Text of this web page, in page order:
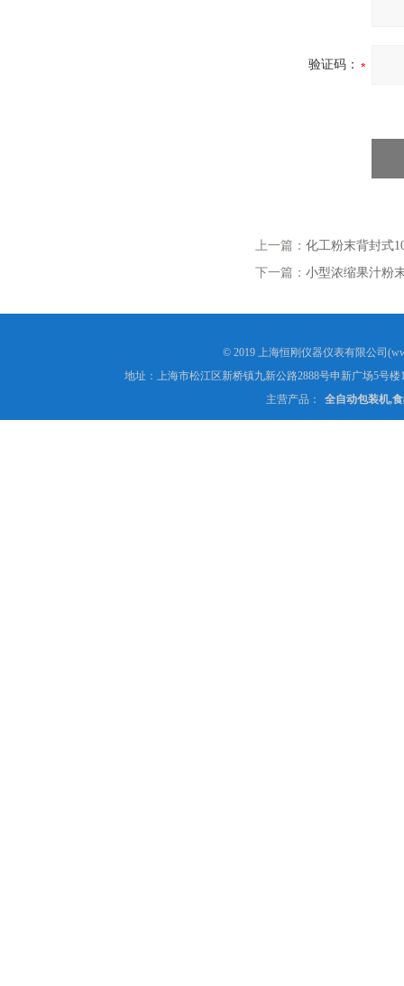
验证码：
上一篇： 化工粉末背封式
下一篇： 小型浓缩果汁粉
© 2019 上海恒刚仪器仪表有限公司
地址：上海市松江区新桥镇九新公路2888号申新广场5号楼
主营产品：
全自动包装机,